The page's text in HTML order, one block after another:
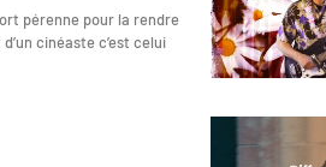
pérenne pour la rendre
cinéaste c’est celui